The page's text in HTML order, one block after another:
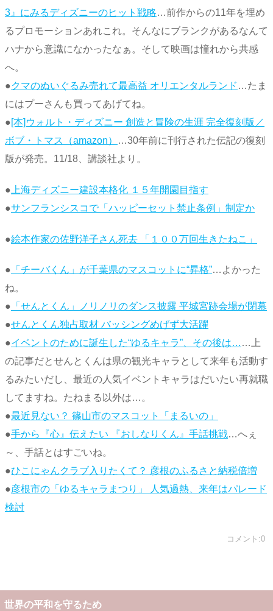
3』にみるディズニーのヒット戦略…前作からの11年を埋め
るプロモーションあれこれ。そんなにブランクがあるなんて
ハナから意識になかったなぁ。そして映画は憧れから共感
へ。
●クマのぬいぐるみ売れて最高益 オリエンタルランド …たま
にはプーさんも買ってあげてね。
●[本]ウォルト・ディズニー 創造と冒険の生涯 完全復刻版／
ボブ・トマス（amazon）
…30年前に刊行された伝記の復刻
版が発売。11/18、講談社より。
● 上海ディズニー建設本格化 １５年開園目指す
●サンフランシスコで「ハッピーセット禁止条例」制定か
●絵本作家の佐野洋子さん死去 「１００万回生きたねこ」
● 「チーバくん」が千葉県のマスコットに“昇格”…よかった
ね。
● 「せんとくん」ノリノリのダンス披露 平城宮跡会場が閉幕
●せんとくん独占取材 バッシングめげず大活躍
●イベントのために誕生した“ゆるキャラ”、その後は… …上
の記事だとせんとくんは県の観光キャラとして来年も活動す
るみたいだし、最近の人気イベントキャラはだいたい再就職
してますね。たねまる以外は…。
●最近見ない？ 篠山市のマスコット「まるいの」
●手から『心』伝えたい 『おしなりくん』手話挑戦…へぇ
～、手話とはすごいね。
●ひこにゃんクラブ入りたくて？ 彦根のふるさと納税倍増
●彦根市の「ゆるキャラまつり」 人気過熱、来年はパレード
検討
コメント:0
世界の平和を守るため